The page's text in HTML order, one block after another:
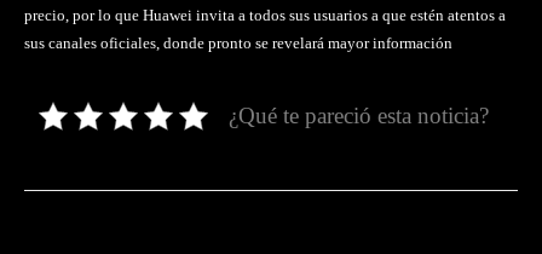
precio, por lo que Huawei invita a todos sus usuarios a que estén atentos a
sus canales oficiales, donde pronto se revelará mayor información
¿Qué te pareció esta noticia?